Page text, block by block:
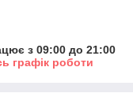
з 09:00 до 21:00
графік роботи